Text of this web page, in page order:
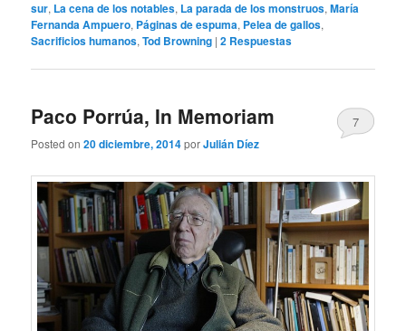
sur, La cena de los notables, La parada de los monstruos,María
Fernanda Ampuero, Páginas de espuma, Pelea de gallos,
Sacrificios humanos,Tod Browning |2 Respuestas
Paco Porrúa, In Memoriam
Posted on20 diciembre, 2014porJulián Díez
7